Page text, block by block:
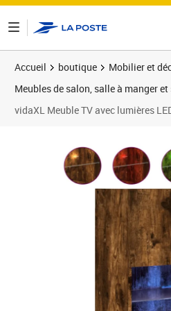
Accueil boutique
Mobilier et
Meubles de salon, salle à manger
vidaXL Meuble TV avec lumières